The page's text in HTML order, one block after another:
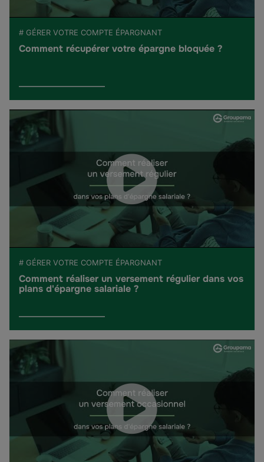
# GÉRER VOTRE COMPTE ÉPARGNANT
Comment récupérer votre épargne bloquée ?
# GÉRER VOTRE COMPTE ÉPARGNANT
Comment réaliser un versement régulier dans vos
plans d'épargne salariale ?